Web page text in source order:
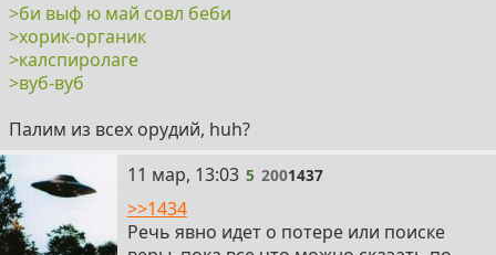
>би выф ю май совл беби
>хорик-органик
>калспиролаге
>вуб-вуб
Палим из всех орудий, huh?
5
11 мар, 13:03 5 2001437
>>1434
Речь явно идет о потере или поиске